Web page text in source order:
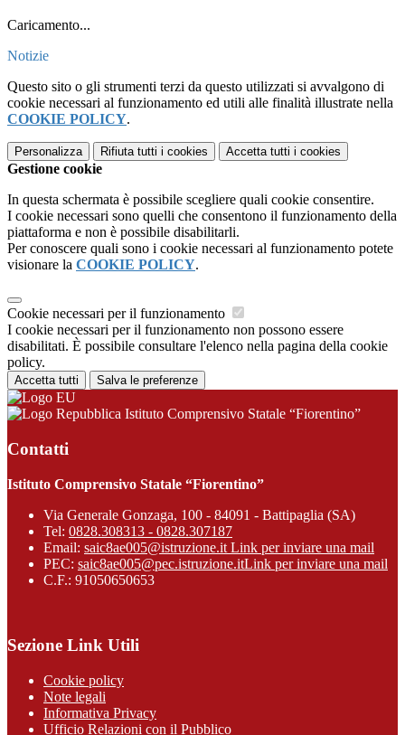
Caricamento...
Notizie
Questo sito o gli strumenti terzi da questo utilizzati si avvalgono di
cookie necessari al funzionamento ed utili alle finalità illustrate nella
COOKIE POLICY.
Personalizza Rifiuta tutti i cookies Accetta tutti i cookies
Gestione cookie
In questa schermata è possibile scegliere quali cookie consentire.
I cookie necessari sono quelli che consentono il funzionamento della
piattaforma e non è possibile disabilitarli.
Per conoscere quali sono i cookie necessari al funzionamento potete
visionare la COOKIE POLICY.
Cookie necessari per il funzionamento
I cookie necessari per il funzionamento non possono essere
disabilitati. È possibile consultare l'elenco nella pagina della cookie
policy.
Accetta tutti Salva le preferenze
Istituto Comprensivo Statale “Fiorentino”
Contatti
Istituto Comprensivo Statale “Fiorentino”
Via Generale Gonzaga, 100 - 84091 - Battipaglia (SA)
Tel: 0828.308313 - 0828.307187
Email: saic8ae005@istruzione.it Link per inviare una mail
PEC: saic8ae005@pec.istruzione.itLink per inviare una mail
C.F.: 91050650653
Sezione Link Utili
Cookie policy
Note legali
Informativa Privacy
Ufficio Relazioni con il Pubblico